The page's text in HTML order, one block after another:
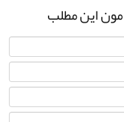
این مطلب